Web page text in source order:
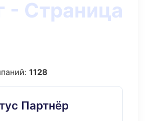
- Страница
1128
Партнёр